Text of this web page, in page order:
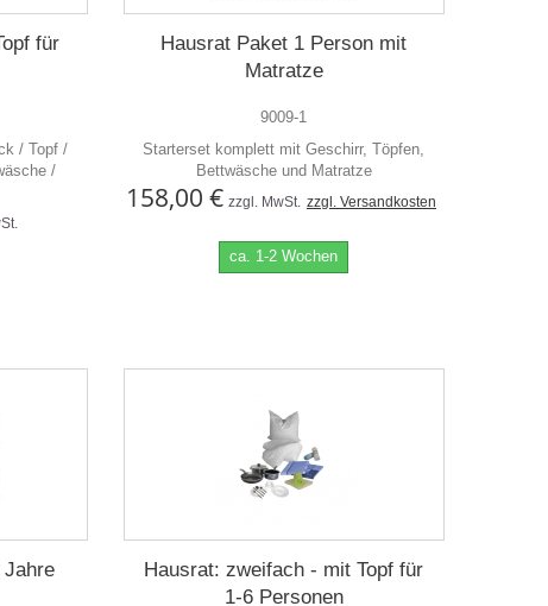
für
/ Topf /
/
Hausrat Paket 1 Person mit
Matratze
9009-1
Starterset komplett mit Geschirr, Töpfen,
Bettwäsche und Matratze
158,00 € zzgl. MwSt. zzgl. Versandkosten
ca. 1-2 Wochen
Jahre
Hausrat: zweifach - mit Topf für
1-6 Personen